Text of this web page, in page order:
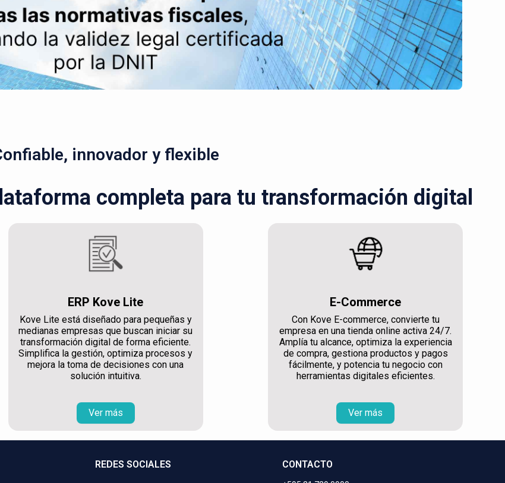
innovador y flexible
completa para tu transformación digital
ERP Kove Lite
Kove Lite está diseñado para pequeñas y
medianas empresas que buscan iniciar su
transformación digital de forma eficiente.
Simplifica la gestión, optimiza procesos y
mejora la toma de decisiones con una
solución intuitiva.
Ver más
E-Commerce
Con Kove E-commerce, convierte tu
empresa en una tienda online activa 24/7.
Amplía tu alcance, optimiza la experiencia
de compra, gestiona productos y pagos
fácilmente, y potencia tu negocio con
herramientas digitales eficientes.
Ver más
REDES SOCIALES CONTACTO